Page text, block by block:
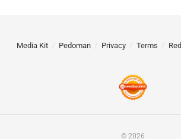
Media Kit Pedoman Privacy Terms
© 2026